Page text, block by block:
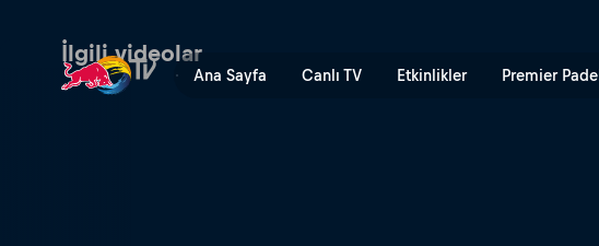
Ana Sayfa Canlı TV Etkinlikler Premier Padel
İlgili videolar